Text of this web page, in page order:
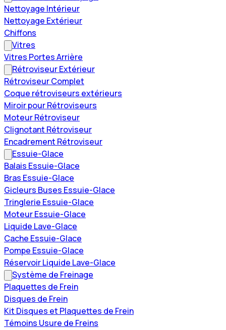
Nettoyage Intérieur
Nettoyage Extérieur
Chiffons
Vitres
Vitres Portes Arrière
Rétroviseur Extérieur
Rétroviseur Complet
Coque rétroviseurs extérieurs
Miroir pour Rétroviseurs
Moteur Rétroviseur
Clignotant Rétroviseur
Encadrement Rétroviseur
Essuie-Glace
Balais Essuie-Glace
Bras Essuie-Glace
Gicleurs Buses Essuie-Glace
Tringlerie Essuie-Glace
Moteur Essuie-Glace
Liquide Lave-Glace
Cache Essuie-Glace
Pompe Essuie-Glace
Réservoir Liquide Lave-Glace
Système de Freinage
Plaquettes de Frein
Disques de Frein
Kit Disques et Plaquettes de Frein
Témoins Usure de Freins